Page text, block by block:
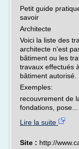
Petit guide
savoir
Architecte
Voici la liste des
architecte n'est
bâtiment ou les
travaux effectués
bâtiment autorisé.
Exemples:
recouvrement de
fondations, pose...
Lire la suite
Site : http://